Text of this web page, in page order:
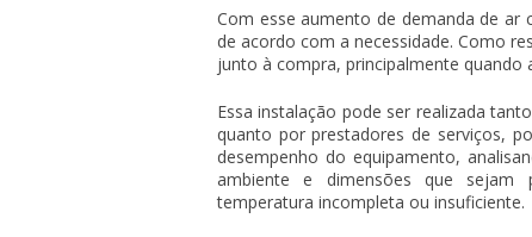
Com esse aumento de demanda de ar
de acordo com a necessidade. Como
junto à compra, principalmente quando
Essa instalação pode ser realizada
quanto por prestadores de serviços,
desempenho do equipamento,
ambiente e dimensões que sejam
temperatura incompleta ou insuficiente.